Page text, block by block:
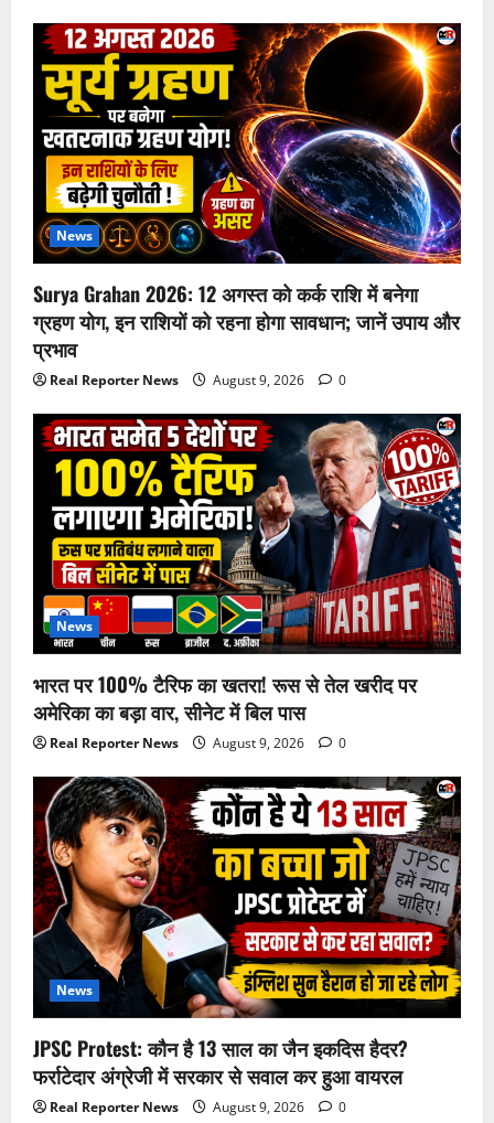
News
Surya Grahan 2026: 12 अगस्त को कर्क राशि में बनेगा
ग्रहण योग, इन राशियों को रहना होगा सावधान; जानें उपाय और
प्रभाव
Real Reporter News August 9, 2026 0
News
भारत पर 100% टैरिफ का खतरा! रूस से तेल खरीद पर
अमेरिका का बड़ा वार, सीनेट में बिल पास
Real Reporter News August 9, 2026 0
News
JPSC Protest: कौन है 13 साल का जैन इकदिस हैदर?
फर्राटेदार अंग्रेजी में सरकार से सवाल कर हुआ वायरल
Real Reporter News August 9, 2026 0